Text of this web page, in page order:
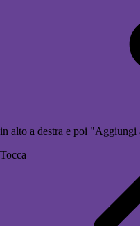
in alto a destra e poi "Aggiungi
Tocca